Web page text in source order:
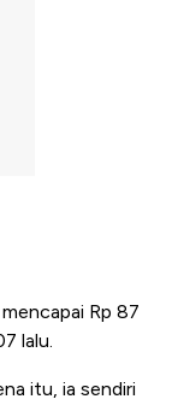
Rp 87
lalu.
itu, ia sendiri